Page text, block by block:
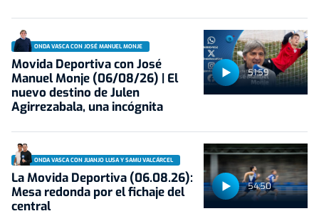
51:59
ONDA VASCA CON JOSÉ MANUEL MONJE
Movida Deportiva con José
Manuel Monje (06/08/26) | El
nuevo destino de Julen
Agirrezabala, una incógnita
54:50
ONDA VASCA CON JUANJO LUSA Y SAMU VALCÁRCEL
La Movida Deportiva (06.08.26):
Mesa redonda por el fichaje del
central